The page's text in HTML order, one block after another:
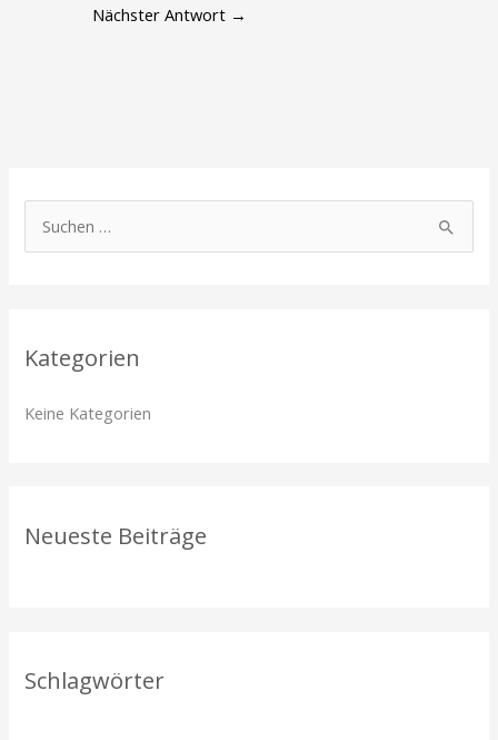
Nächster Antwort →
e
n
Kategorien
Keine Kategorien
Neueste Beiträge
Schlagwörter